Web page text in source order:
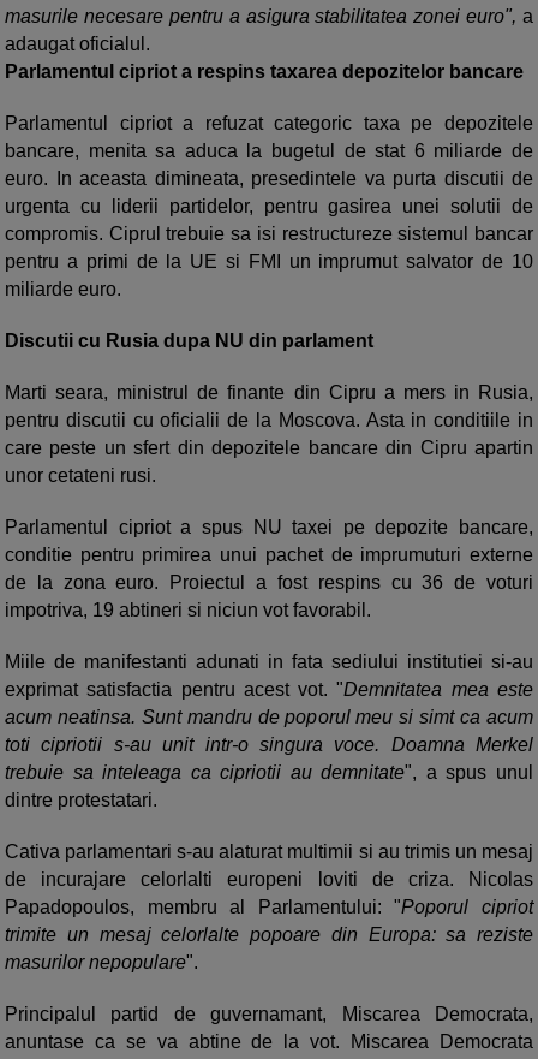
masurile necesare pentru a asigura stabilitatea zonei euro", a
adaugat oficialul.
Parlamentul cipriot a respins taxarea depozitelor bancare
Parlamentul cipriot a refuzat categoric taxa pe depozitele
bancare, menita sa aduca la bugetul de stat 6 miliarde de
euro. In aceasta dimineata, presedintele va purta discutii de
urgenta cu liderii partidelor, pentru gasirea unei solutii de
compromis. Ciprul trebuie sa isi restructureze sistemul bancar
pentru a primi de la UE si FMI un imprumut salvator de 10
miliarde euro.
Discutii cu Rusia dupa NU din parlament
Marti seara, ministrul de finante din Cipru a mers in Rusia,
pentru discutii cu oficialii de la Moscova. Asta in conditiile in
care peste un sfert din depozitele bancare din Cipru apartin
unor cetateni rusi.
Parlamentul cipriot a spus NU taxei pe depozite bancare,
conditie pentru primirea unui pachet de imprumuturi externe
de la zona euro. Proiectul a fost respins cu 36 de voturi
impotriva, 19 abtineri si niciun vot favorabil.
Miile de manifestanti adunati in fata sediului institutiei si-au
exprimat satisfactia pentru acest vot. "Demnitatea mea este
acum neatinsa. Sunt mandru de poporul meu si simt ca acum
toti cipriotii s-au unit intr-o singura voce. Doamna Merkel
trebuie sa inteleaga ca cipriotii au demnitate", a spus unul
dintre protestatari.
Cativa parlamentari s-au alaturat multimii si au trimis un mesaj
de incurajare celorlalti europeni loviti de criza. Nicolas
Papadopoulos, membru al Parlamentului: "Poporul cipriot
trimite un mesaj celorlalte popoare din Europa: sa reziste
masurilor nepopulare".
Principalul partid de guvernamant, Miscarea Democrata,
anuntase ca se va abtine de la vot. Miscarea Democrata